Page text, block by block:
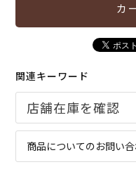
カ
関連キーワード
商品についてのお問い